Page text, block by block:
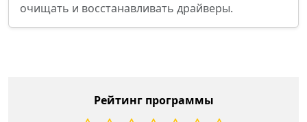
очищать и восстанавливать драйверы.
Рейтинг программы